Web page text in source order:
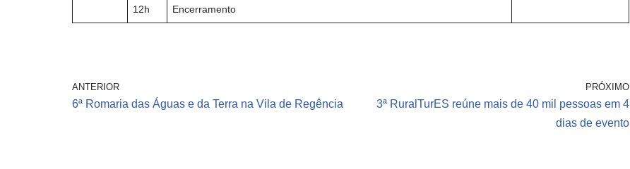
12h Encerramento
ANTERIOR
6ª Romaria das Águas e da Terra na Vila de Regência
PRÓXIMO
3ª RuralTurES reúne mais de 40 mil pessoas em 4
dias de evento